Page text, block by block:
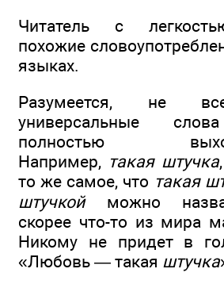
Читатель с
похожие
языках.
Разумеется, не
универсальные
полностью
Например, такая штучка
то же самое, что такая
штучкойможно
скорее что-то из мира
Никому не придет в
«Любовь — такая штучка